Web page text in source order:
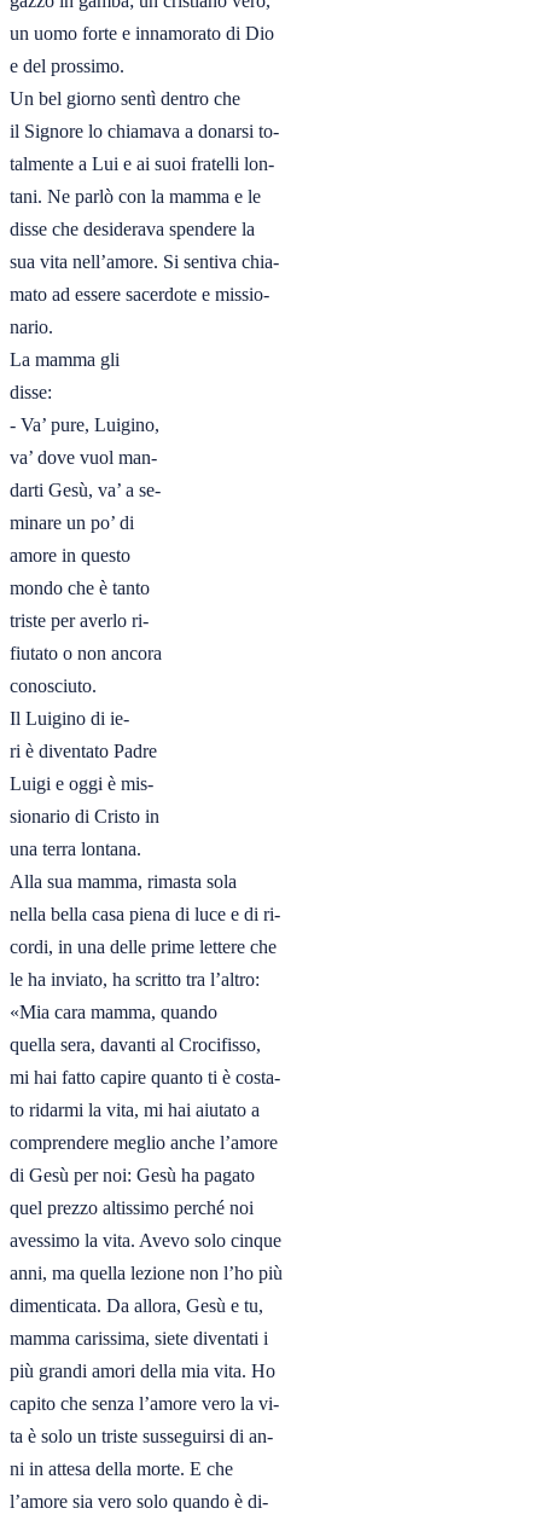
un uomo forte e innamorato di Dio
e del prossimo.
Un bel giorno sentì dentro che
il Signore lo chiamava a donarsi to-
talmente a Lui e ai suoi fratelli lon-
tani. Ne parlò con la mamma e le
disse che desiderava spendere la
sua vita nell’amore. Si sentiva chia-
mato ad essere sacerdote e missio-
nario.
La mamma gli
disse:
- Va’ pure, Luigino,
va’ dove vuol man-
darti Gesù, va’ a se-
minare un po’ di
amore in questo
mondo che è tanto
triste per averlo ri-
fiutato o non ancora
conosciuto.
Il Luigino di ie-
ri è diventato Padre
Luigi e oggi è mis-
sionario di Cristo in
una terra lontana.
Alla sua mamma, rimasta sola
nella bella casa piena di luce e di ri-
cordi, in una delle prime lettere che
le ha inviato, ha scritto tra l’altro:
«Mia cara mamma, quando
quella sera, davanti al Crocifisso,
mi hai fatto capire quanto ti è costa-
to ridarmi la vita, mi hai aiutato a
comprendere meglio anche l’amore
di Gesù per noi: Gesù ha pagato
quel prezzo altissimo perché noi
avessimo la vita. Avevo solo cinque
anni, ma quella lezione non l’ho più
dimenticata. Da allora, Gesù e tu,
mamma carissima, siete diventati i
più grandi amori della mia vita. Ho
capito che senza l’amore vero la vi-
ta è solo un triste susseguirsi di an-
ni in attesa della morte. E che
l’amore sia vero solo quando è di-